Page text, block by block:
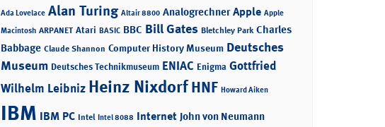
Ada Lovelace Alan Turing Altair 8800 Analogrechner Apple Apple
Macintosh ARPANET Atari BASIC BBC Bill Gates Bletchley Park Charles
Babbage Claude Shannon Computer History Museum Deutsches
Museum Deutsches Technikmuseum ENIAC Enigma Gottfried
Wilhelm Leibniz Heinz NixdorfHNF Howard Aiken
IBM IBM PC Intel Intel 8088 Internet John von Neumann